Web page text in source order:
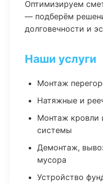
Оптимизируем
— подберём
долговечности и
Наши услуги
Монтаж
Натяжные и
Монтаж кровли
системы
Демонтаж,
мусора
Устройство